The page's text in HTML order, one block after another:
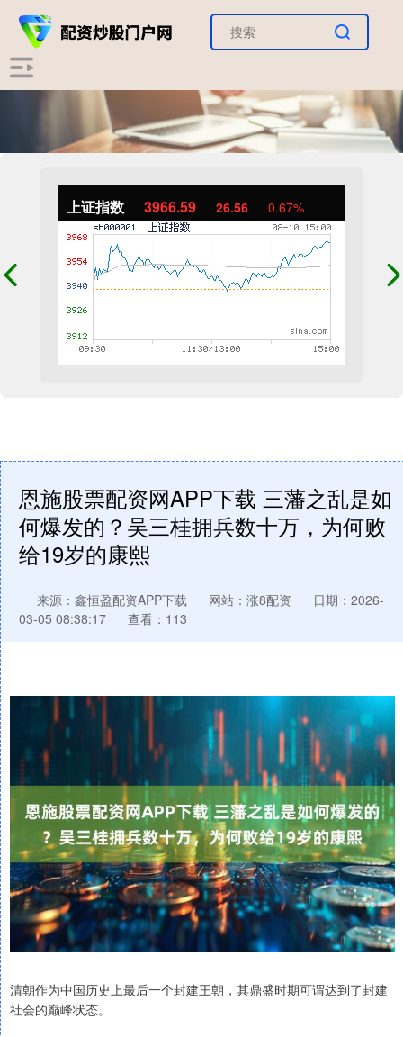
上证指数 3966.59 26.56 0.67%
恩施股票配资网APP下载 三藩之乱是如
何爆发的？吴三桂拥兵数十万，为何败
给19岁的康熙
来源：鑫恒盈配资APP下载 网站：涨8配资
日期：2026-
03-05 08:38:17
查看：113
清朝作为中国历史上最后一个封建王朝，其鼎盛时期可谓达到了封建
社会的巅峰状态。